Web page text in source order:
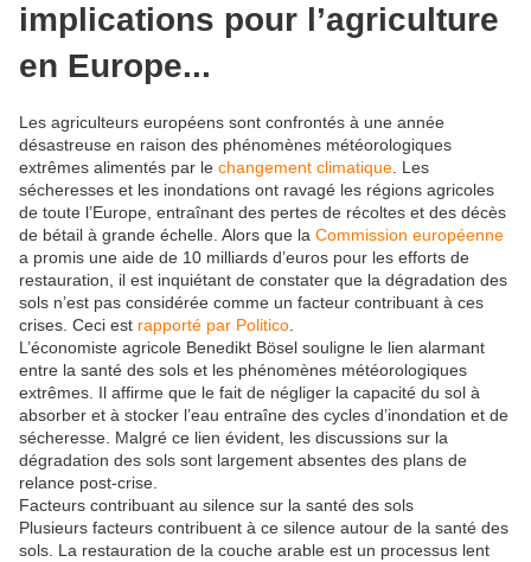
implications pour l’agriculture
en Europe...
Les agriculteurs européens sont confrontés à une année
désastreuse en raison des phénomènes météorologiques
extrêmes alimentés par le changement climatique . Les
sécheresses et les inondations ont ravagé les régions agricoles
de toute l’Europe, entraînant des pertes de récoltes et des décès
de bétail à grande échelle. Alors que la Commission européenne
a promis une aide de 10 milliards d’euros pour les efforts de
restauration, il est inquiétant de constater que la dégradation des
sols n’est pas considérée comme un facteur contribuant à ces
crises. Ceci est rapporté par Politico
L’économiste agricole Benedikt Bösel souligne le lien alarmant
entre la santé des sols et les phénomènes météorologiques
extrêmes. Il affirme que le fait de négliger la capacité du sol à
absorber et à stocker l’eau entraîne des cycles d’inondation et de
sécheresse. Malgré ce lien évident, les discussions sur la
dégradation des sols sont largement absentes des plans de
relance post-crise.
Facteurs contribuant au silence sur la santé des sols
Plusieurs facteurs contribuent à ce silence autour de la santé des
sols. La restauration de la couche arable est un processus lent